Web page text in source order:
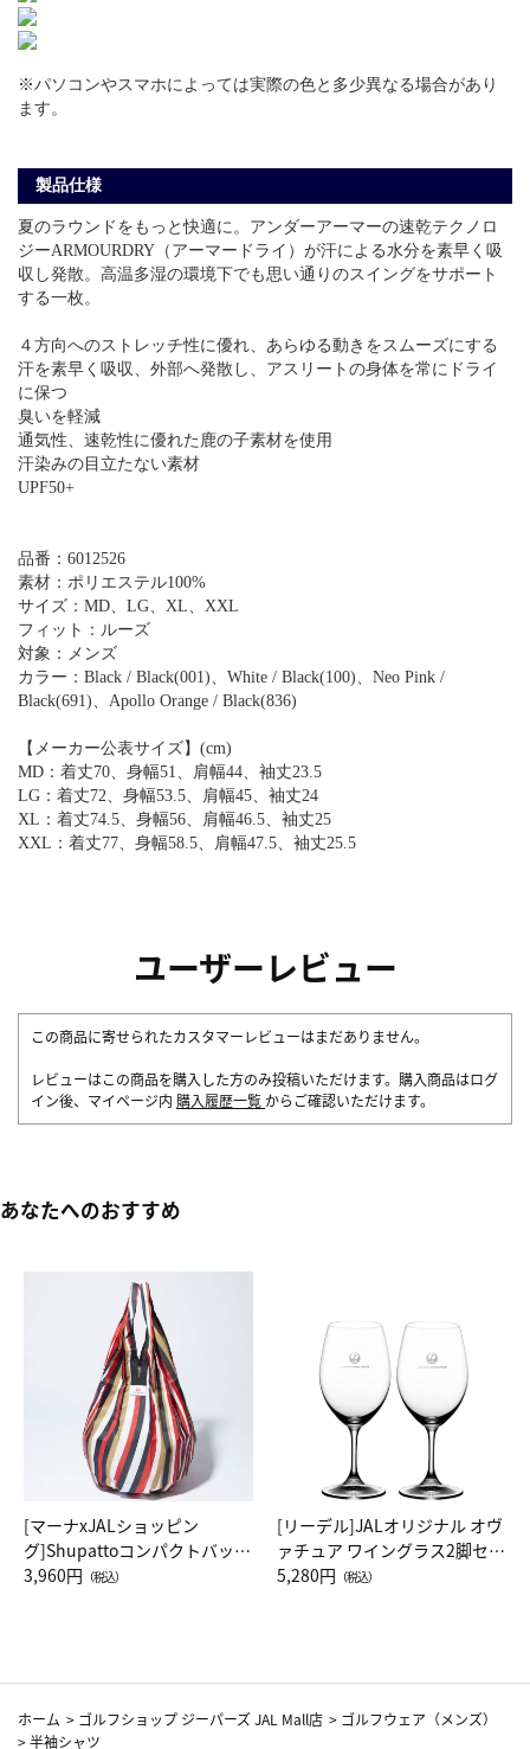
※パソコンやスマホによっては実際の色と多少異なる場合があり
ます。
製品仕様
夏のラウンドをもっと快適に。アンダーアーマーの速乾テクノロ
ジーARMOURDRY（アーマードライ）が汗による水分を素早く吸
収し発散。高温多湿の環境下でも思い通りのスイングをサポート
する一枚。
４方向へのストレッチ性に優れ、あらゆる動きをスムーズにする
汗を素早く吸収、外部へ発散し、アスリートの身体を常にドライ
に保つ
臭いを軽減
通気性、速乾性に優れた鹿の子素材を使用
汗染みの目立たない素材
UPF50+
品番：6012526
素材：ポリエステル100%
サイズ：MD、LG、XL、XXL
フィット：ルーズ
対象：メンズ
カラー：Black / Black(001)、White / Black(100)、Neo Pink /
Black(691)、Apollo Orange / Black(836)
【メーカー公表サイズ】(cm)
MD：着丈70、身幅51、肩幅44、袖丈23.5
LG：着丈72、身幅53.5、肩幅45、袖丈24
XL：着丈74.5、身幅56、肩幅46.5、袖丈25
XXL：着丈77、身幅58.5、肩幅47.5、袖丈25.5
ユーザーレビュー
この商品に寄せられたカスタマーレビューはまだありません。
レビューはこの商品を購入した方のみ投稿いただけます。購入商品はログ
イン後、マイページ内 購入履歴一覧 からご確認いただけます。
あなたへのおすすめ
[マーナxJALショッピン
グ]Shupattoコンパクトバッグ
Drop JAL客室乗務員（LC）ス
3,960円 （税込）
[リーデル]JALオリジナル オヴ
ァチュア ワイングラス2脚セッ
ト（レッドワイン）
5,280円 （税込）
ホーム > ゴルフショップ ジーパーズ JAL Mall店 > ゴルフウェア（メンズ）
>半袖シャツ